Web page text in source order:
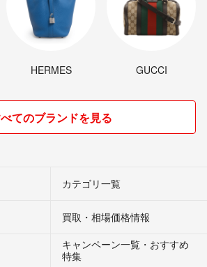
HERMES GUCCI
てのブランドを見る
カテゴリ一覧
買取・相場価格情報
キャンペーン一覧・おすすめ
特集